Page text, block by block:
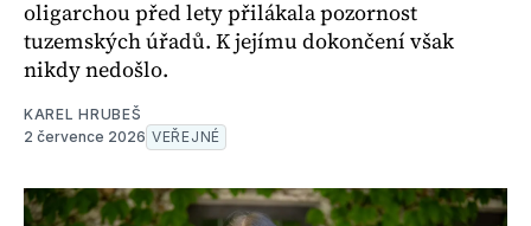
oligarchou před lety přilákala pozornost
tuzemských úřadů. K jejímu dokončení však
nikdy nedošlo.
KAREL HRUBEŠ
2 července 2026 VEŘEJNÉ